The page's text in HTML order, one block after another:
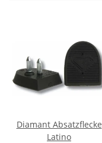
Diamant Absatzflecke
Latino